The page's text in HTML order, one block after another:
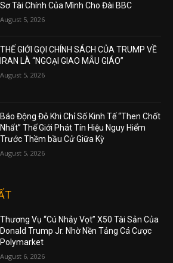
Sơ Tài Chính Của Mình Cho Đài BBC
August 5, 2026
THẾ GIỚI GỌI CHÍNH SÁCH CỦA TRUMP VỀ
IRAN LÀ “NGOẠI GIAO MẪU GIÁO”
August 5, 2026
Báo Động Đỏ Khi Chỉ Số Kinh Tế “Then Chốt
Nhất” Thế Giới Phát Tín Hiệu Nguy Hiểm
Trước Thềm bầu Cử Giữa Kỳ
August 5, 2026
Thương Vụ “Cú Nhảy Vọt” X50 Tài Sản Của
Donald Trump Jr. Nhờ Nền Tảng Cá Cược
Polymarket
August 6, 2026